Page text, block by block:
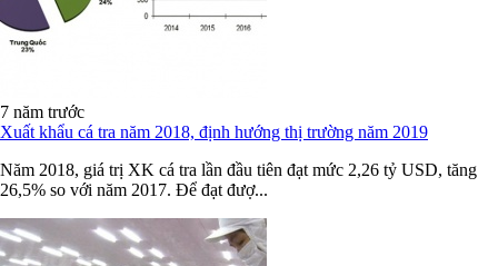
7 năm trước
Xuất khẩu cá tra năm 2018, định hướng thị trường năm 2019
Năm 2018, giá trị XK cá tra lần đầu tiên đạt mức 2,26 tỷ USD, tăng
26,5% so với năm 2017. Để đạt đượ...